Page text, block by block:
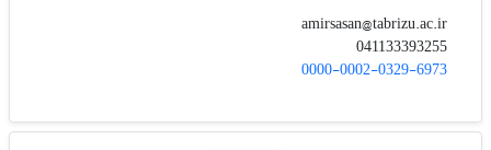
amirsasan@tabrizu.ac.ir
041133393255
0000-0002-0329-6973